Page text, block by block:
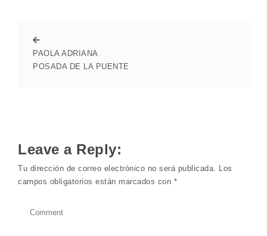
PAOLA ADRIANA
POSADA DE LA PUENTE
Leave a Reply:
Tu dirección de correo electrónico no será publicada. Los
campos obligatorios están marcados con *